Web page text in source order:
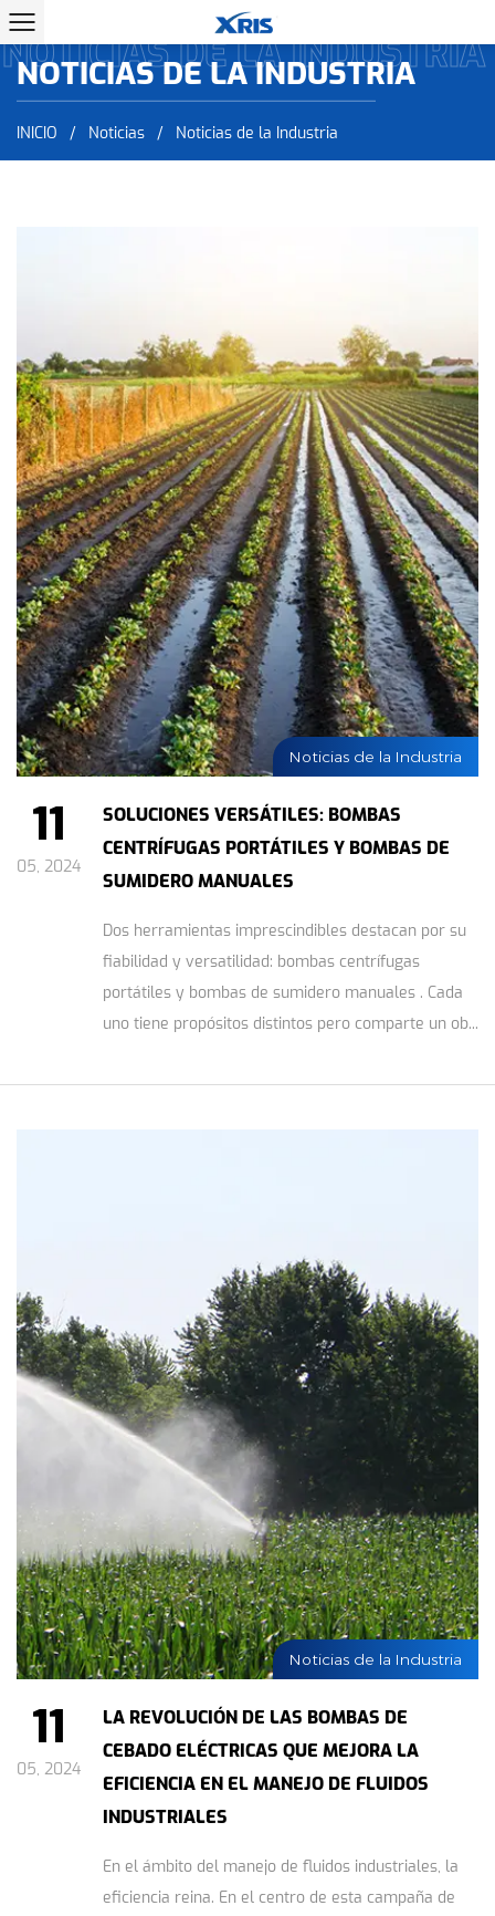
NOTICIAS DE LA INDUSTRIA
NOTICIAS DE LA INDUSTRIA
INICIO / Noticias / Noticias de la Industria
Noticias de la Industria
11
05, 2024
SOLUCIONES VERSÁTILES: BOMBAS
CENTRÍFUGAS PORTÁTILES Y BOMBAS DE
SUMIDERO MANUALES
Dos herramientas imprescindibles destacan por su
fiabilidad y versatilidad: bombas centrífugas
portátiles y bombas de sumidero manuales . Cada
uno tiene propósitos distintos pero comparte un ob...
Noticias de la Industria
11
05, 2024
LA REVOLUCIÓN DE LAS BOMBAS DE
CEBADO ELÉCTRICAS QUE MEJORA LA
EFICIENCIA EN EL MANEJO DE FLUIDOS
INDUSTRIALES
En el ámbito del manejo de fluidos industriales, la
eficiencia reina. En el centro de esta campaña de